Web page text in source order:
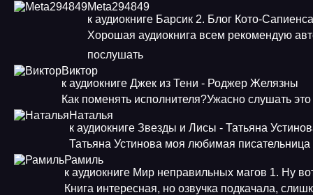
Meta294849
к аудиокниге Барсик 2. Блог Кото-
Хорошая аудиокнига всем рекомендую
послушать
Виктор
к аудиокниге Джек из Тени - Роджер Желязны
Как поменять исполнителя?Ужасно слушать
Наталья
к аудиокниге Звезды и Лисы - Татьяна
Татьяна Устинова моя любимая писательница
Рамиль
к аудиокниге Мир неправильных магов 1. Ну
Книга интересная, но озвучка подкачала,